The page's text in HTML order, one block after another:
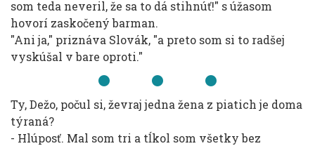
som teda neveril, že sa to dá stihnúť!" s úžasom
hovorí zaskočený barman.
"Ani ja," priznáva Slovák, "a preto som si to radšej
vyskúšal v bare oproti."
Ty, Dežo, počul si, ževraj jedna žena z piatich je doma
týraná?
- Hlúposť. Mal som tri a tĺkol som všetky bez